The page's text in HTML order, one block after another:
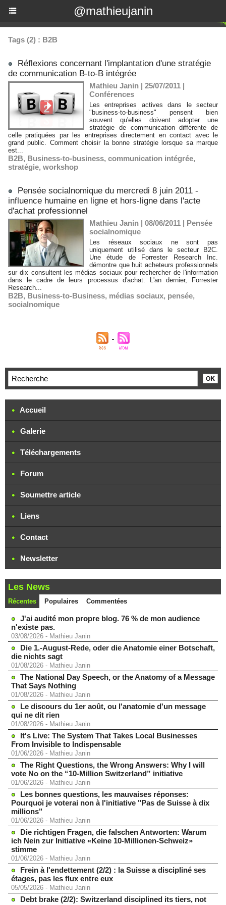
@mathieujanin
Tags (2) : B2B
Réflexions concernant l'implantation d'une stratégie
de communication B-to-B intégrée
Mathieu Janin | 25/07/2011 |
Conférences
Les entreprises actives dans le secteur
"business-to-business" pensent bien
souvent qu'elles doivent adopter une
stratégie de communication différente de
celle pratiquées par les entreprises directement en contact avec le
grand public. Comment choisir la bonne stratégie lorsque sa marque
est...
B2B, Business-to-business, communication intégrée,
stratégie, workshop
Pensée socialnomique du mercredi 8 juin 2011 -
influence humaine en ligne et hors-ligne dans l'acte
d'achat professionnel
Mathieu Janin | 08/06/2011 | Pensée
socialnomique
Les réseaux sociaux ne sont pas
uniquement utilisé dans le secteur B2C.
Une étude de Forrester Research Inc.
démontre que huit acheteurs professionnels
sur dix consultent les médias sociaux pour rechercher de l'information
dans le cadre de leurs processus d'achat. L'an dernier, Forrester
Research...
B2B, Business-to-Business, médias sociaux, pensée,
socialnomique
Accueil
Galerie
Téléchargements
Forum
Soumettre article
Liens
Contact
Newsletter
Les News
Récentes Populaires Commentées
J'ai audité mon propre blog. 76 % de mon audience
n'existe pas.
03/08/2026 - Mathieu Janin
Die 1.-August-Rede, oder die Anatomie einer Botschaft,
die nichts sagt
01/08/2026 - Mathieu Janin
The National Day Speech, or the Anatomy of a Message
That Says Nothing
01/08/2026 - Mathieu Janin
Le discours du 1er août, ou l'anatomie d'un message
qui ne dit rien
01/08/2026 - Mathieu Janin
It's Live: The System That Takes Local Businesses
From Invisible to Indispensable
01/06/2026 - Mathieu Janin
The Right Questions, the Wrong Answers: Why I will
vote No on the “10-Million Switzerland” initiative
01/06/2026 - Mathieu Janin
Les bonnes questions, les mauvaises réponses:
Pourquoi je voterai non à l'initiative "Pas de Suisse à dix
millions"
01/06/2026 - Mathieu Janin
Die richtigen Fragen, die falschen Antworten: Warum
ich Nein zur Initiative «Keine 10-Millionen-Schweiz»
stimme
01/06/2026 - Mathieu Janin
Frein à l'endettement (2/2) : la Suisse a discipliné ses
étages, pas les flux entre eux
05/05/2026 - Mathieu Janin
Debt brake (2/2): Switzerland disciplined its tiers, not